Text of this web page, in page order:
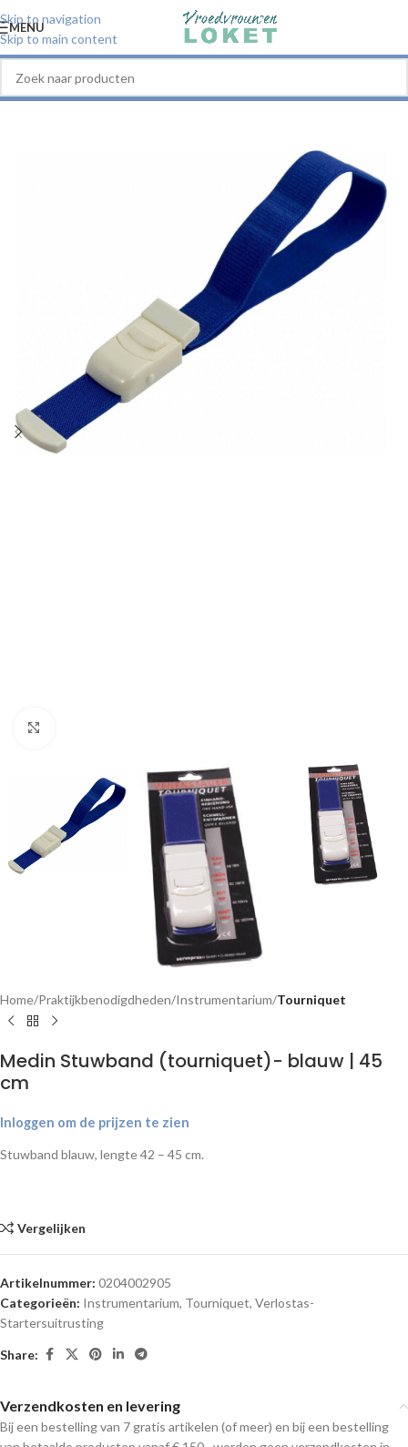
Skip to navigation
Skip to main content
MENU
Home Praktijkbenodigdheden Instrumentarium Tourniquet
Medin Stuwband (tourniquet)- blauw | 45
cm
Inloggen om de prijzen te zien
Stuwband blauw, lengte 42 – 45 cm.
Vergelijken
Artikelnummer: 0204002905
Categorieën: Instrumentarium, Tourniquet, Verlostas-
Startersuitrusting
Share:
Verzendkosten en levering
Bij een bestelling van 7 gratis artikelen (of meer) en bij een bestelling